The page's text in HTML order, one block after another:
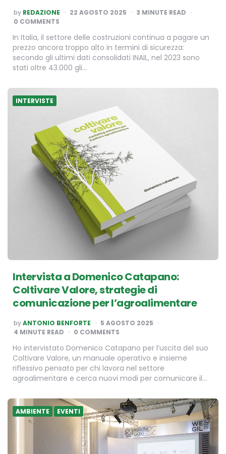
POSTED
BY
by REDAZIONE 22 AGOSTO 2025 3 MINUTE READ
0 COMMENTS
In Italia, il settore delle costruzioni continua a pagare un
prezzo ancora troppo alto in termini di sicurezza:
secondo gli ultimi dati consolidati INAIL, nel 2023 sono
stati oltre 43.000 gli…
INTERVISTE
Intervista a Domenico Catapano:
Coltivare Valore, strategie di
comunicazione per l’agroalimentare
POSTED
BY
byANTONIO BENFORTE
5 AGOSTO 2025
4 MINUTE READ 0 COMMENTS
Ho intervistato Domenico Catapano per l’uscita del suo
Coltivare Valore, un manuale operativo e insieme
riflessivo pensato per chi lavora nel settore
agroalimentare e cerca nuovi modi per comunicare il…
AMBIENTE EVENTI